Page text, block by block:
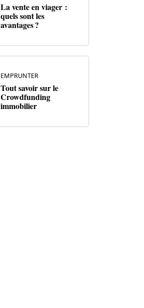
La vente en viager :
quels sont les
avantages ?
EMPRUNTER
Tout savoir sur le
Crowdfunding
immobilier